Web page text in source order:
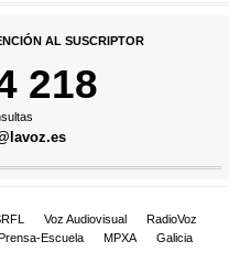
AL SUSCRIPTOR
218
Voz Audiovisual
RadioVoz
Escuela MPXA
Galicia